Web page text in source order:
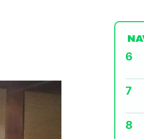
[데일리안 오늘뉴스 종합] 축구협회 외국
물, SK하이닉스 프리마켓 시초가 논란 재
6
7
8